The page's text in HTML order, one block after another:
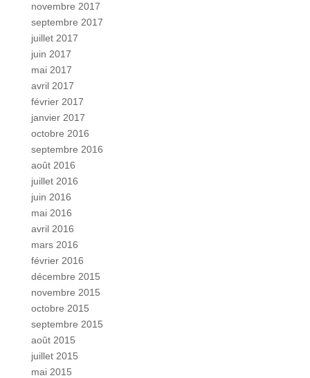
novembre 2017
septembre 2017
juillet 2017
juin 2017
mai 2017
avril 2017
février 2017
janvier 2017
octobre 2016
septembre 2016
août 2016
juillet 2016
juin 2016
mai 2016
avril 2016
mars 2016
février 2016
décembre 2015
novembre 2015
octobre 2015
septembre 2015
août 2015
juillet 2015
mai 2015